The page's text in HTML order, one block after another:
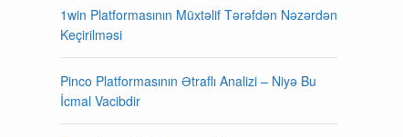
1win Platformasının Müxtəlif Tərəfdən Nəzərdən
Keçirilməsi
Pinco Platformasının Ətraflı Analizi – Niyə Bu
İcmal Vacibdir